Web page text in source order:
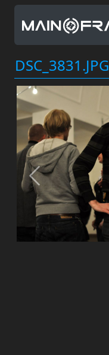
DSC_3831.JPG